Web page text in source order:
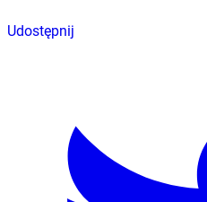
Udostępnij